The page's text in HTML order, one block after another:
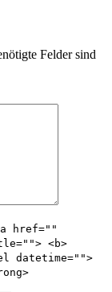
Felder sind
href=""
<b>
datetime="">